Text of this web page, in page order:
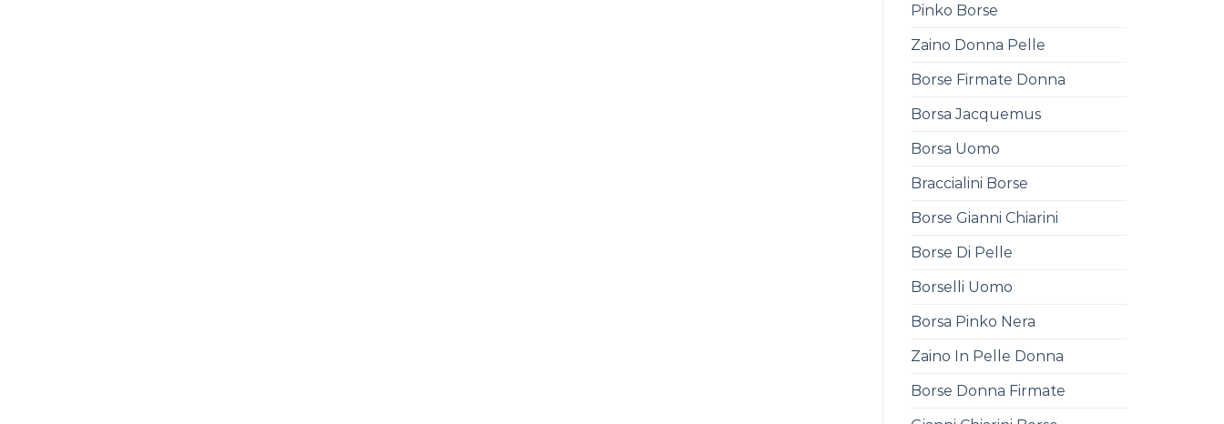
Pinko Borse
Zaino Donna Pelle
Borse Firmate Donna
Borsa Jacquemus
Borsa Uomo
Braccialini Borse
Borse Gianni Chiarini
Borse Di Pelle
Borselli Uomo
Borsa Pinko Nera
Zaino In Pelle Donna
Borse Donna Firmate